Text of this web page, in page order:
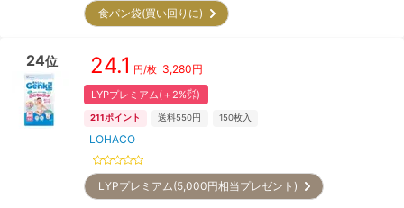
食パン袋(買い回りに)
24位 24.1 円/枚 3,280円
LYPプレミアム(＋2%㌽)
211ポイント 送料550円 150枚入
LOHACO
LYPプレミアム(5,000円相当プレゼント)